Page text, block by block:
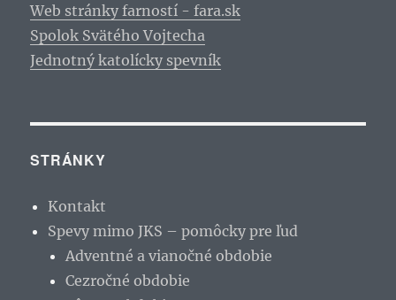
Web stránky farností - fara.sk
Spolok Svätého Vojtecha
Jednotný katolícky spevník
STRÁNKY
Kontakt
Spevy mimo JKS – pomôcky pre ľud
Adventné a vianočné obdobie
Cezročné obdobie